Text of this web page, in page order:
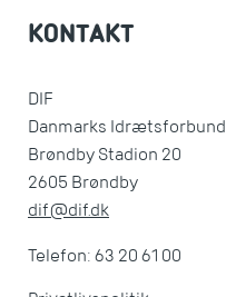
KONTAKT
DIF
Danmarks Idrætsforbund
Brøndby Stadion 20
2605 Brøndby
dif@dif.dk
Telefon: 63 20 61 00